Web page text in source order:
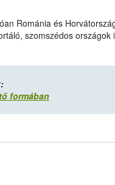
Románia és
szomszédos országok
formában